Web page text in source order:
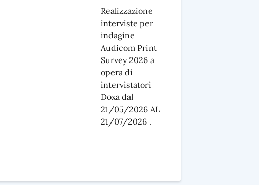
Realizzazione
interviste per
indagine
Audicom Print
Survey 2026 a
opera di
intervistatori
Doxa dal
21/05/2026 AL
21/07/2026 .